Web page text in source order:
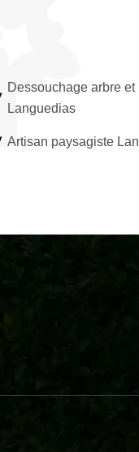
Dessouchage arbre et
Languedias
Artisan paysagiste